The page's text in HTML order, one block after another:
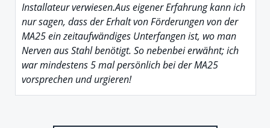
Installateur verwiesen.Aus eigener Erfahrung kann ich
nur sagen, dass der Erhalt von Förderungen von der
MA25 ein zeitaufwändiges Unterfangen ist, wo man
Nerven aus Stahl benötigt. So nebenbei erwähnt; ich
war mindestens 5 mal persönlich bei der MA25
vorsprechen und urgieren!